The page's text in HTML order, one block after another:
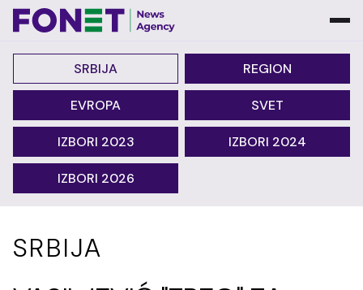
SRBIJA REGION
EVROPA SVET
IZBORI 2023 IZBORI 2024
IZBORI 2026
SRBIJA